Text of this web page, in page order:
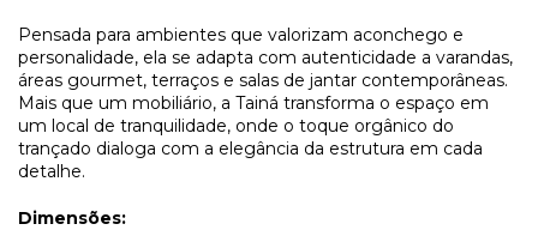
Pensada para ambientes que valorizam aconchego e
personalidade, ela se adapta com autenticidade a varandas,
áreas gourmet, terraços e salas de jantar contemporâneas.
Mais que um mobiliário, a Tainá transforma o espaço em
um local de tranquilidade, onde o toque orgânico do
trançado dialoga com a elegância da estrutura em cada
detalhe.
Dimensões: